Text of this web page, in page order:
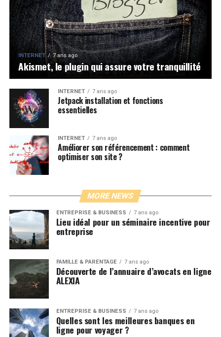
INTERNET 7 ans ago
Akismet, le plugin qui assure votre tranquillité
INTERNET 7 ans ago
Jetpack installation et fonctions
essentielles
INTERNET 7 ans ago
Améliorer son référencement : comment
optimiser son site ?
MORE NEWS
ENTREPRISE & BUSINESS 7 ans ago
Lieu idéal pour un séminaire incentive pour
entreprise
FAMILLE & PARENTAGE 7 ans ago
Découverte de l’annuaire d’avocats en ligne
ALEXIA
ENTREPRISE & BUSINESS 7 ans ago
Quelles sont les meilleures banques en
ligne pour voyager ?